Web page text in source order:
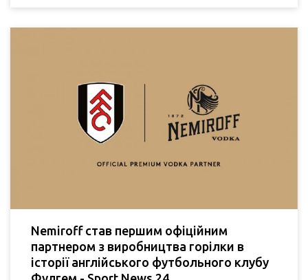
Nemiroff став першим офіційним
партнером з виробництва горілки в
історії англійського футбольного клубу